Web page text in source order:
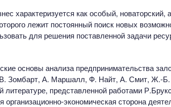
характеризуется как особый, новаторский,
лежит постоянный поиск новых
для решения поставленной задачи
основы анализа предпринимательства
Зомбарт, А. Маршалл, Ф. Найт, А. Смит, Ж.-
литературе, представленной работами
организационно-экономическая сторона